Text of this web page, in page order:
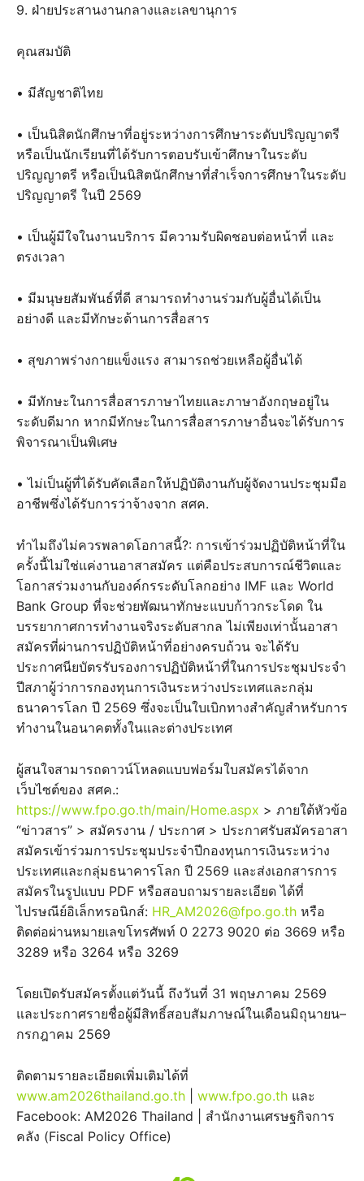
9. ฝ่ายประสานงานกลางและเลขานุการ
คุณสมบัติ
• มีสัญชาติไทย
• เป็นนิสิตนักศึกษาที่อยู่ระหว่างการศึกษาระดับปริญญาตรี
หรือเป็นนักเรียนที่ได้รับการตอบรับเข้าศึกษาในระดับ
ปริญญาตรี หรือเป็นนิสิตนักศึกษาที่สำเร็จการศึกษาในระดับ
ปริญญาตรี ในปี 2569
• เป็นผู้มีใจในงานบริการ มีความรับผิดชอบต่อหน้าที่ และ
ตรงเวลา
• มีมนุษยสัมพันธ์ที่ดี สามารถทำงานร่วมกับผู้อื่นได้เป็น
อย่างดี และมีทักษะด้านการสื่อสาร
• สุขภาพร่างกายแข็งแรง สามารถช่วยเหลือผู้อื่นได้
• มีทักษะในการสื่อสารภาษาไทยและภาษาอังกฤษอยู่ใน
ระดับดีมาก หากมีทักษะในการสื่อสารภาษาอื่นจะได้รับการ
พิจารณาเป็นพิเศษ
• ไม่เป็นผู้ที่ได้รับคัดเลือกให้ปฏิบัติงานกับผู้จัดงานประชุมมือ
อาชีพซึ่งได้รับการว่าจ้างจาก สศค.
ทำไมถึงไม่ควรพลาดโอกาสนี้?: การเข้าร่วมปฏิบัติหน้าที่ใน
ครั้งนี้ไม่ใช่แค่งานอาสาสมัคร แต่คือประสบการณ์ชีวิตและ
โอกาสร่วมงานกับองค์กรระดับโลกอย่าง IMF และ World
Bank Group ที่จะช่วยพัฒนาทักษะแบบก้าวกระโดด ใน
บรรยากาศการทำงานจริงระดับสากล ไม่เพียงเท่านั้นอาสา
สมัครที่ผ่านการปฏิบัติหน้าที่อย่างครบถ้วน จะได้รับ
ประกาศนียบัตรรับรองการปฏิบัติหน้าที่ในการประชุมประจำ
ปีสภาผู้ว่าการกองทุนการเงินระหว่างประเทศและกลุ่ม
ธนาคารโลก ปี 2569 ซึ่งจะเป็นใบเบิกทางสำคัญสำหรับการ
ทำงานในอนาคตทั้งในและต่างประเทศ
ผู้สนใจสามารถดาวน์โหลดแบบฟอร์มใบสมัครได้จาก
เว็บไซต์ของ สศค.:
https://www.fpo.go.th/main/Home.aspx > ภายใต้หัวข้อ
“ข่าวสาร” > สมัครงาน / ประกาศ > ประกาศรับสมัครอาสา
สมัครเข้าร่วมการประชุมประจำปีกองทุนการเงินระหว่าง
ประเทศและกลุ่มธนาคารโลก ปี 2569 และส่งเอกสารการ
สมัครในรูปแบบ PDF หรือสอบถามรายละเอียด ได้ที่
ไปรษณีย์อิเล็กทรอนิกส์: HR_AM2026@fpo.go.th หรือ
ติดต่อผ่านหมายเลขโทรศัพท์ 0 2273 9020 ต่อ 3669 หรือ
3289 หรือ 3264 หรือ 3269
โดยเปิดรับสมัครตั้งแต่วันนี้ ถึงวันที่ 31 พฤษภาคม 2569
และประกาศรายชื่อผู้มีสิทธิ์สอบสัมภาษณ์ในเดือนมิถุนายน–
กรกฎาคม 2569
ติดตามรายละเอียดเพิ่มเติมได้ที่
www.am2026thailand.go.th
www.fpo.go.th และ
Facebook: AM2026 Thailand | สำนักงานเศรษฐกิจการ
คลัง (Fiscal Policy Office)